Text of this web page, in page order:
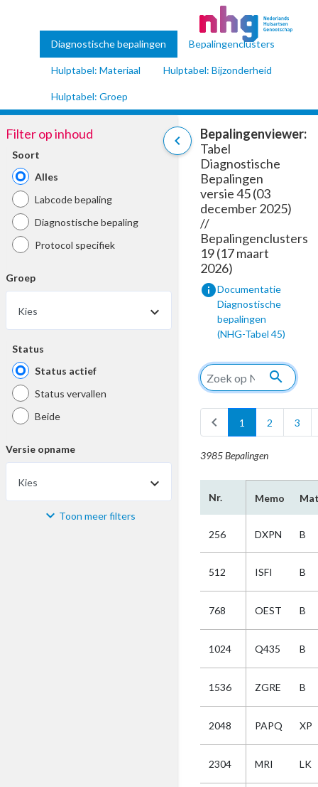
Diagnostische bepalingen Bepalingenclusters
Hulptabel: Materiaal Hulptabel: Bijzonderheid
Hulptabel: Groep
chevron_left
Filter op inhoud
Soort
Alles
Labcode bepaling
Diagnostische bepaling
Protocol specifiek
Groep
Kies
Status
Status actief
Status vervallen
Beide
Versie opname
Kies
Materiaal Toon meer filters
Bepalingenviewer:
Tabel
Diagnostische
Bepalingen
versie 45 (03
december 2025)
//
Bepalingenclusters
19 (17 maart
2026)
infoDocumentatie
Diagnostische
bepalingen
(NHG-Tabel 45)
search
chevron_left 1 2 3
3985 Bepalingen
Nr. Memo
256 DXPN B
512 ISFI B
768 OEST B
1024 Q435 B
1536 ZGRE B
2048 PAPQ XP
2304 MRI LK